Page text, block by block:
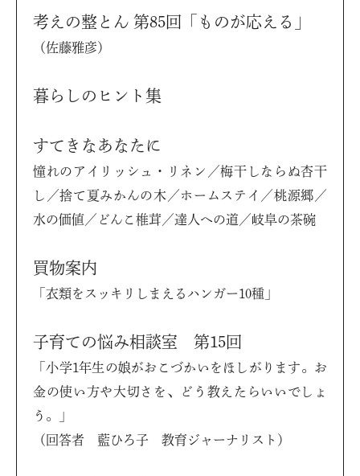
考えの整とん 第85回「ものが応える」
（佐藤雅彦）
暮らしのヒント集
すてきなあなたに
憧れのアイリッシュ・リネン／梅干しならぬ杏干
し／捨て夏みかんの木／ホームステイ／桃源郷／
水の価値／どんこ椎茸／達人への道／岐阜の茶碗
買物案内
「衣類をスッキリしまえるハンガー10種」
子育ての悩み相談室 第15回
「小学1年生の娘がおこづかいをほしがります。お
金の使い方や大切さを、どう教えたらいいでしょ
う。」
（回答者 藍ひろ子 教育ジャーナリスト）